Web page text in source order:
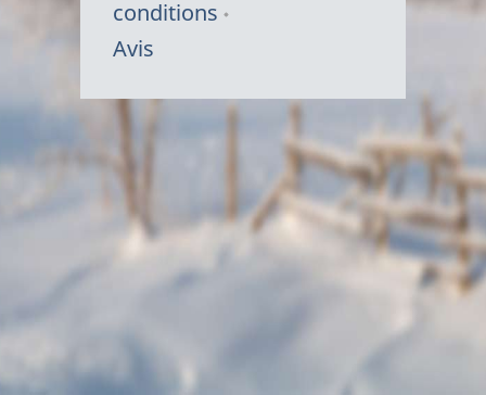
conditions
Avis
Symbole
Canada